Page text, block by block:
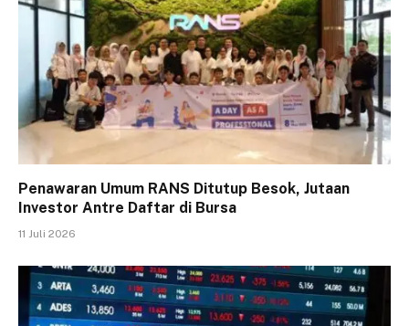
Penawaran Umum RANS Ditutup Besok, Jutaan
Investor Antre Daftar di Bursa
11 Juli 2026